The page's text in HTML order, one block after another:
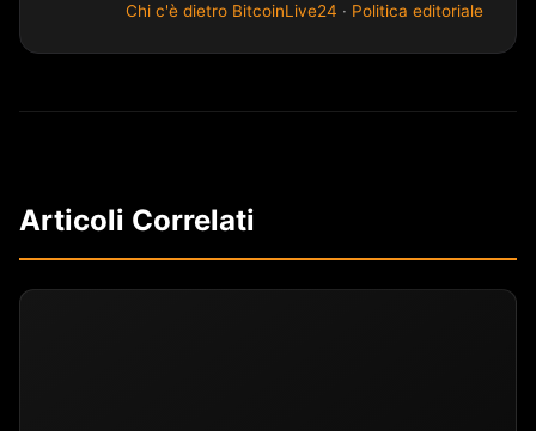
Chi c'è dietro BitcoinLive24 · Politica editoriale
Articoli Correlati